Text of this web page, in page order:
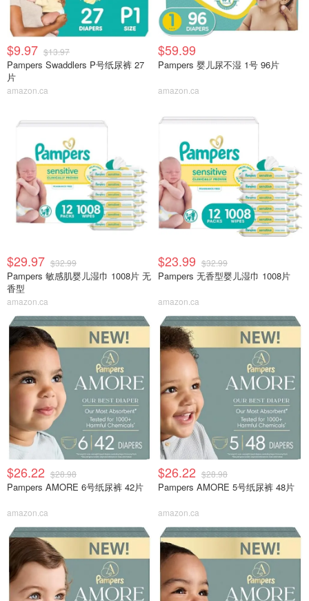
$9.97 $13.97
Pampers Swaddlers P号纸尿裤 27
片
amazon.ca
$59.99
Pampers 婴儿尿不湿 1号 96片
amazon.ca
$29.97 $32.99
Pampers 敏感肌婴儿湿巾 1008片 无
香型
amazon.ca
$23.99 $32.99
Pampers 无香型婴儿湿巾 1008片
amazon.ca
$26.22 $28.98
Pampers AMORE 6号纸尿裤 42片
amazon.ca
$26.22 $28.98
Pampers AMORE 5号纸尿裤 48片
amazon.ca